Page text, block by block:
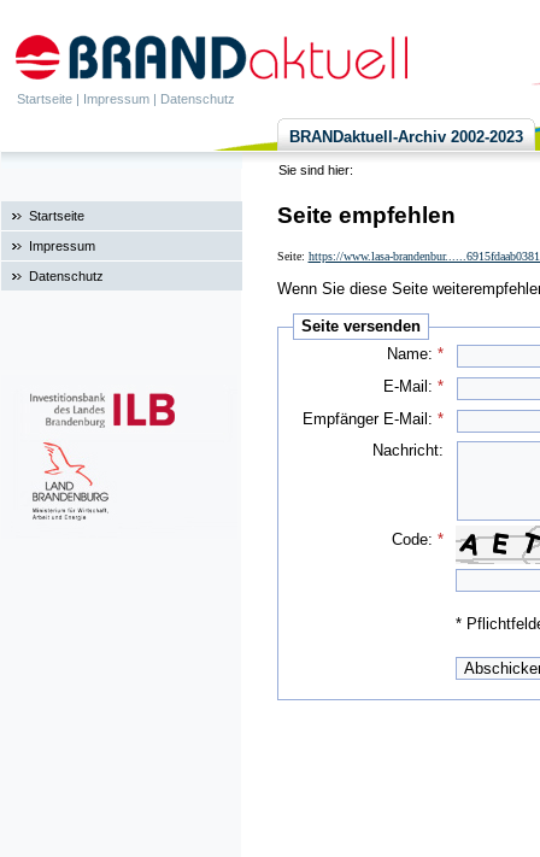
Startseite | Impressum | Datenschutz
BRANDaktuell-Archiv 2002-2023
Sie sind hier:
Startseite
Impressum
Datenschutz
Seite empfehlen
Seite: https://www.lasa-
Wenn Sie diese Seite
Seite versenden
Name:*
E-Mail:*
Empfänger E-Mail:*
Nachricht:
Code:*
*